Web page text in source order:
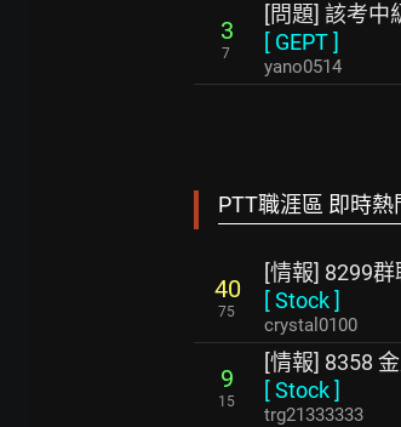
3
7
[問題] 該考中
[ GEPT]
yano0514
PTT職涯區 即時熱
40
75
[情報] 8299
[Stock]
crystal0100
9
15
[情報] 8358
[Stock]
trg21333333